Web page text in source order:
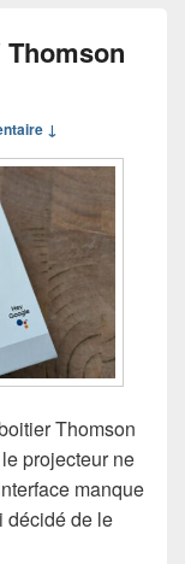
Thomson
↓
Thomson
projecteur ne
manque
décidé de le
lecteur Google TV